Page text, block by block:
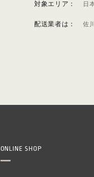
対象エリア： 日
配送業者は： 佐
ONLINE SHOP